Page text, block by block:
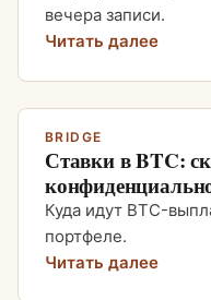
вечера записи.
Читать далее
BRIDGE
Ставки в BTC:
Куда идут BTC-
портфеле.
Читать далее